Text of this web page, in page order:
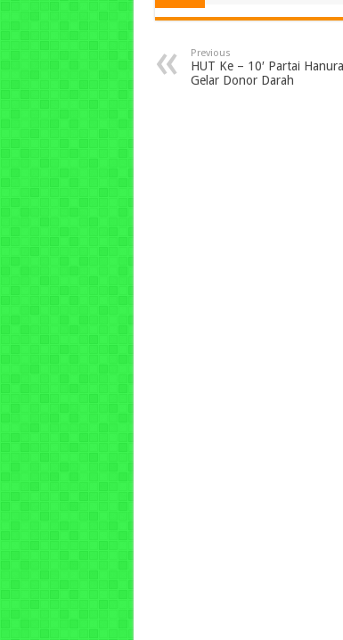
Previous
HUT Ke – 10′ Partai Hanura
Gelar Donor Darah